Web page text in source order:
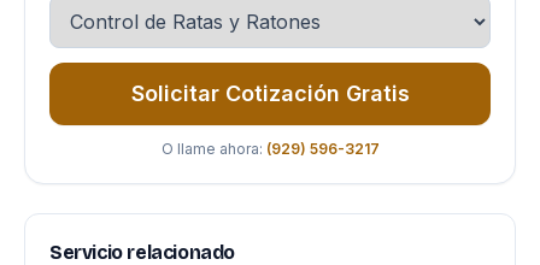
Solicitar Cotización Gratis
O llame ahora: (929) 596-3217
Servicio relacionado